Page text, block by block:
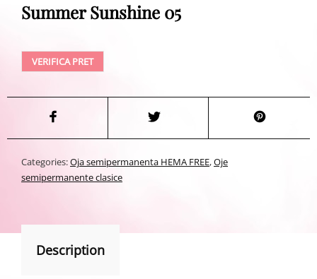
Summer Sunshine 05
VERIFICA PRET
Categories:Oja semipermanenta HEMA FREE,Oje
semipermanente clasice
Description